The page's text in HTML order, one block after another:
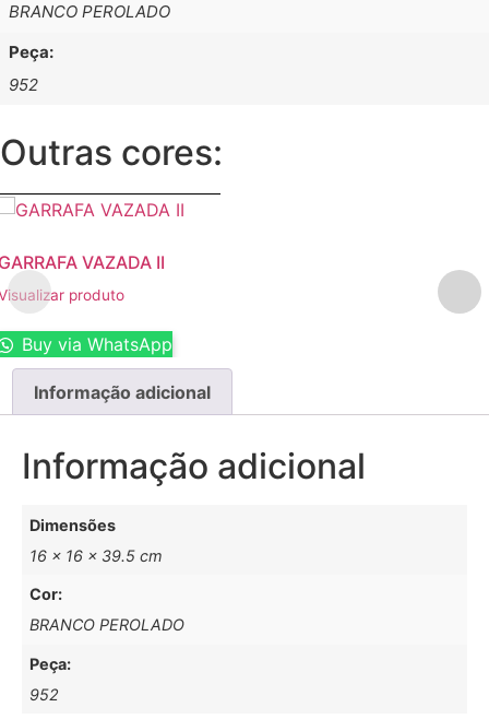
BRANCO PEROLADO
Peça:
952
Outras cores:
VAZADA II
produto
Buy via WhatsApp
Informação adicional
Informação adicional
Dimensões
16 × 16 × 39.5 cm
Cor:
BRANCO PEROLADO
Peça:
952